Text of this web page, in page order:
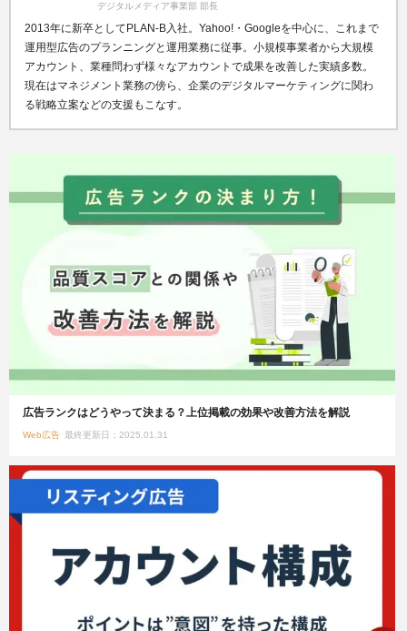
デジタルメディア事業部 部長
2013年に新卒としてPLAN-B入社。Yahoo!・Googleを中心に、これまで
運用型広告のプランニングと運用業務に従事。小規模事業者から大規模
アカウント、業種問わず様々なアカウントで成果を改善した実績多数。
現在はマネジメント業務の傍ら、企業のデジタルマーケティングに関わ
る戦略立案などの支援もこなす。
広告ランクはどうやって決まる？上位掲載の効果や改善方法を解説
Web広告 最終更新日：2025.01.31